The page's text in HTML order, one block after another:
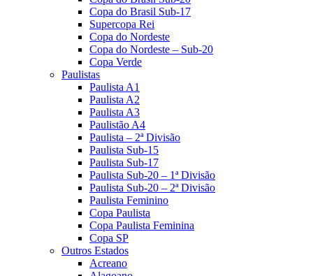
Copa do Brasil Sub-17
Supercopa Rei
Copa do Nordeste
Copa do Nordeste – Sub-20
Copa Verde
Paulistas
Paulista A1
Paulista A2
Paulista A3
Paulistão A4
Paulista – 2ª Divisão
Paulista Sub-15
Paulista Sub-17
Paulista Sub-20 – 1ª Divisão
Paulista Sub-20 – 2ª Divisão
Paulista Feminino
Copa Paulista
Copa Paulista Feminina
Copa SP
Outros Estados
Acreano